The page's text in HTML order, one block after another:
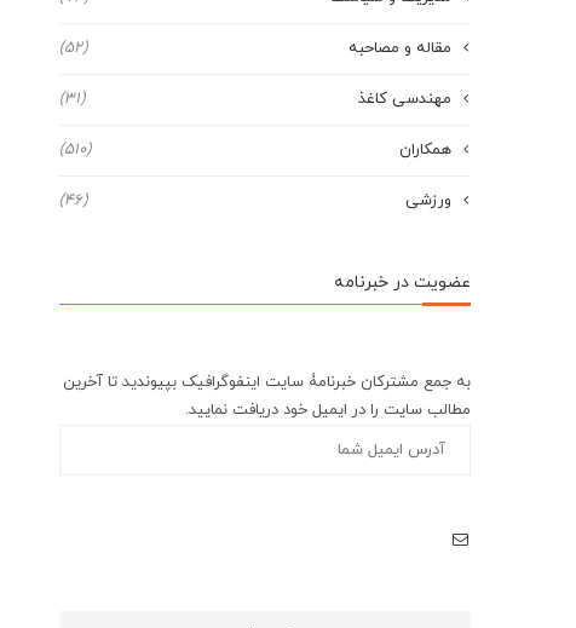
مقاله و مصاحبه (52)
مهندسی کاغذ (31)
همکاران (510)
ورزشی (46)
عضویت در خبرنامه
به جمع مشترکان خبرنامۀ سایت اینفوگرافیک بپیوندید تا آخرین
مطالب سایت را در ایمیل خود دریافت نمایید.